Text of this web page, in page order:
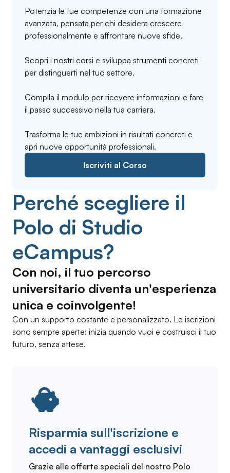
Potenzia le tue competenze con una formazione
avanzata, pensata per chi desidera crescere
professionalmente e affrontare nuove sfide.
Scopri i nostri corsi e sviluppa strumenti concreti
per distinguerti nel tuo settore.
Compila il modulo per ricevere informazioni e fare
il passo successivo nella tua carriera.
Trasforma le tue ambizioni in risultati concreti e
apri nuove opportunità professionali.
Iscriviti al Corso
Perché scegliere il
Polo di Studio
eCampus?
Con noi, il tuo percorso
universitario diventa un'esperienza
unica e coinvolgente!
Con un supporto costante e personalizzato. Le iscrizioni
sono sempre aperte: inizia quando vuoi e costruisci il tuo
futuro, senza attese.
Risparmia sull'iscrizione e
accedi a vantaggi esclusivi
Grazie alle offerte speciali del nostro Polo